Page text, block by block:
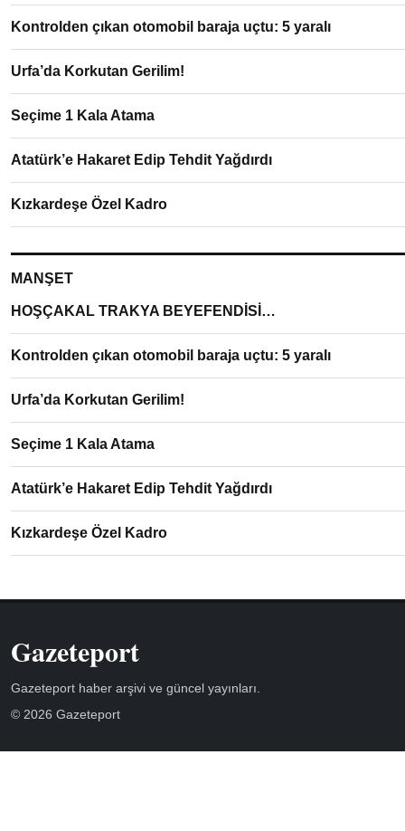
Kontrolden çıkan otomobil baraja uçtu: 5 yaralı
Urfa’da Korkutan Gerilim!
Seçime 1 Kala Atama
Atatürk’e Hakaret Edip Tehdit Yağdırdı
Kızkardeşe Özel Kadro
MANŞET
HOŞÇAKAL TRAKYA BEYEFENDİSİ…
Kontrolden çıkan otomobil baraja uçtu: 5 yaralı
Urfa’da Korkutan Gerilim!
Seçime 1 Kala Atama
Atatürk’e Hakaret Edip Tehdit Yağdırdı
Kızkardeşe Özel Kadro
Gazeteport
Gazeteport haber arşivi ve güncel yayınları.
© 2026 Gazeteport